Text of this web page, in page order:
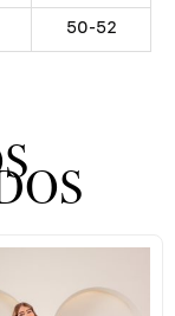
50-52